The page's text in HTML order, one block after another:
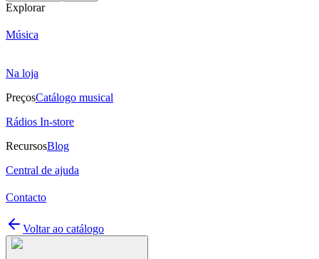
Explorar
Música
Na loja
PreçosCatálogo musical
Rádios In-store
RecursosBlog
Central de ajuda
Contacto
Voltar ao catálogo